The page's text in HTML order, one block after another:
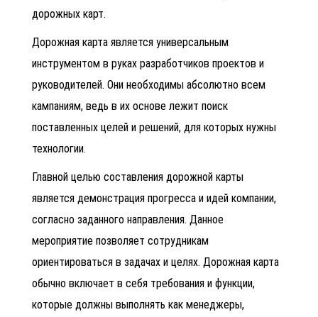
дорожных карт.
Дорожная карта является универсальным
инструментом в руках разработчиков проектов и
руководителей. Они необходимы абсолютно всем
кампаниям, ведь в их основе лежит поиск
поставленных целей и решений, для которых нужны
технологии.
Главной целью составления дорожной карты
является демонстрация прогресса и идей компании,
согласно заданного направления. Данное
мероприятие позволяет сотрудникам
ориентироваться в задачах и целях. Дорожная карта
обычно включает в себя требования и функции,
которые должны выполнять как менеджеры,